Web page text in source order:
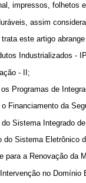
impressos,
assim
trata este artigo
Industrializados -
- II;
os Programas de
o Financiamento da
Sistema Integrado
do Sistema Eletrônico
para a Renovação da
no